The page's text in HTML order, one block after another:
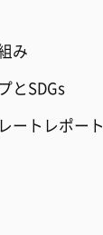
み
とSDGs
ートレポート